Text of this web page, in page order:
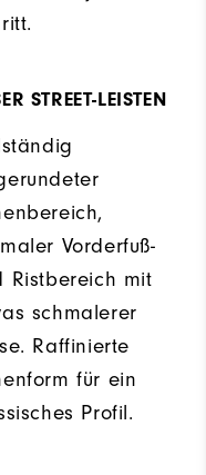
STREET-LEISTEN
Vorderfuß-
Ristbereich mit
schmalerer
Raffinierte
für ein
Profil.